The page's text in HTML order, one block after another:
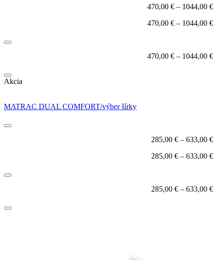
470,00 € – 1044,00 €
470,00 € – 1044,00 €
470,00 € – 1044,00 €
Akcia
MATRAC DUAL COMFORT/výber šírky
285,00 € – 633,00 €
285,00 € – 633,00 €
285,00 € – 633,00 €